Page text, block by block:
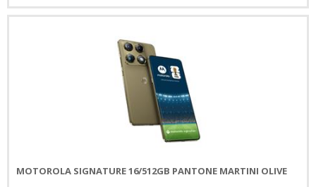
MOTOROLA SIGNATURE 16/512GB PANTONE MARTINI OLIVE